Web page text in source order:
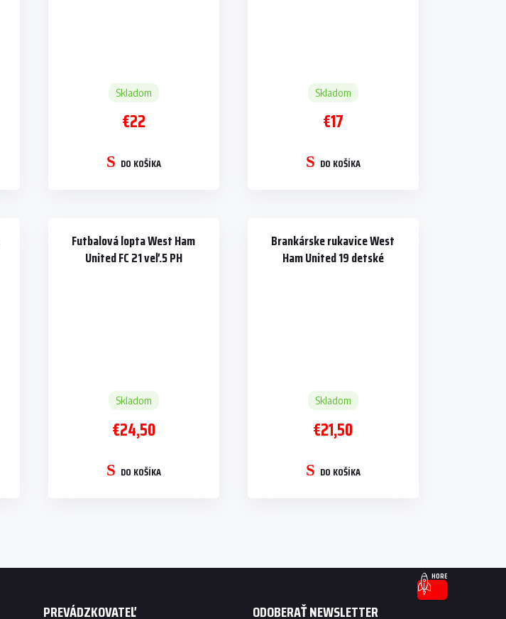
Skladom
€22
DO KOŠÍKA
Skladom
€17
DO KOŠÍKA
Futbalová lopta West Ham
United FC 21 veľ.5 PH
Skladom
€24,50
DO KOŠÍKA
Brankárske rukavice West
Ham United 19 detské
Skladom
€21,50
DO KOŠÍKA
á
c
HORE
ODOBERAŤ NEWSLETTER